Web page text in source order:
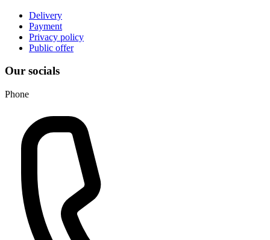
Delivery
Payment
Privacy policy
Public offer
Our socials
Phone